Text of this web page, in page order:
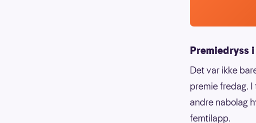
Premiedryss
Det var ikke
premie fredag.
andre nabolag
femtilapp.